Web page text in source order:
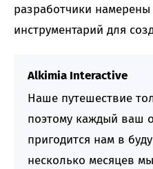
разработчики
инструментарий для
Alkimia Interactive
Наше путешествие
поэтому каждый ваш
пригодится нам в
несколько месяцев